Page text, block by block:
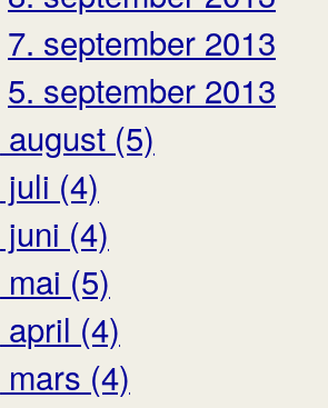
7. september 2013
5. september 2013
august (5)
juli (4)
juni (4)
mai (5)
april (4)
mars (4)